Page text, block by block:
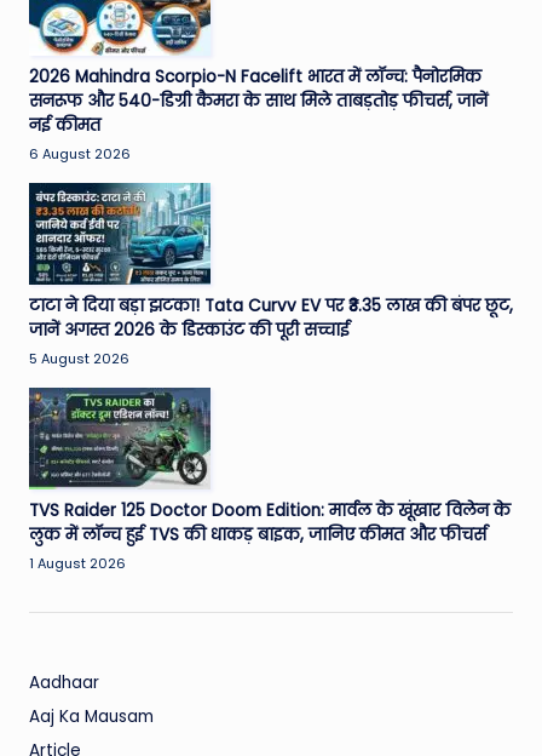
n
d
T
h
e
W
o
rl
d
2026 Mahindra Scorpio-N Facelift भारत में लॉन्च: पैनोरमिक
सनरूफ और 540-डिग्री कैमरा के साथ मिले ताबड़तोड़ फीचर्स, जानें
नई कीमत
6 August 2026
टाटा ने दिया बड़ा झटका! Tata Curvv EV पर ₹3.35 लाख की बंपर छूट,
जानें अगस्त 2026 के डिस्काउंट की पूरी सच्चाई
5 August 2026
TVS Raider 125 Doctor Doom Edition: मार्वल के खूंखार विलेन के
लुक में लॉन्च हुई TVS की धाकड़ बाइक, जानिए कीमत और फीचर्स
1 August 2026
Aadhaar
Aaj Ka Mausam
Article